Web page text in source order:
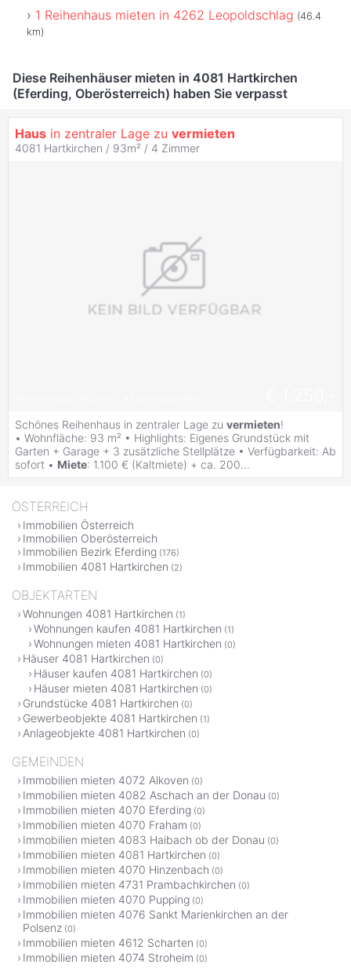
1 Reihenhaus mieten in 4262 Leopoldschlag (46.4
km)
Diese Reihenhäuser mieten in 4081 Hartkirchen
(Eferding, Oberösterreich) haben Sie verpasst
Haus in zentraler Lage zu vermieten
4081 Hartkirchen / 93m² / 4 Zimmer
Schönes Reihenhaus in zentraler Lage zu vermieten!
• Wohnfläche: 93 m² • Highlights: Eigenes Grundstück mit
Garten + Garage + 3 zusätzliche Stellplätze • Verfügbarkeit: Ab
sofort • Miete: 1.100 € (Kaltmiete) + ca. 200...
ÖSTERREICH
Immobilien Österreich
Immobilien Oberösterreich
Immobilien Bezirk Eferding (176)
Immobilien 4081 Hartkirchen (2)
OBJEKTARTEN
Wohnungen 4081 Hartkirchen (1)
Wohnungen kaufen 4081 Hartkirchen (1)
Wohnungen mieten 4081 Hartkirchen (0)
Häuser 4081 Hartkirchen (0)
Häuser kaufen 4081 Hartkirchen (0)
Häuser mieten 4081 Hartkirchen (0)
Grundstücke 4081 Hartkirchen (0)
Gewerbeobjekte 4081 Hartkirchen (1)
Anlageobjekte 4081 Hartkirchen (0)
GEMEINDEN
Immobilien mieten 4072 Alkoven (0)
Immobilien mieten 4082 Aschach an der Donau (0)
Immobilien mieten 4070 Eferding (0)
Immobilien mieten 4070 Fraham (0)
Immobilien mieten 4083 Haibach ob der Donau (0)
Immobilien mieten 4081 Hartkirchen (0)
Immobilien mieten 4070 Hinzenbach (0)
Immobilien mieten 4731 Prambachkirchen (0)
Immobilien mieten 4070 Pupping (0)
Immobilien mieten 4076 Sankt Marienkirchen an der
Polsenz (0)
Immobilien mieten 4612 Scharten (0)
Immobilien mieten 4074 Stroheim (0)